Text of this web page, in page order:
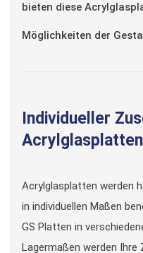
bieten diese
Möglichkeiten der
Individueller
Acrylglasplatten
Acrylglasplatten werden
in individuellen Maßen
GS Platten in
Lagermaßen werden